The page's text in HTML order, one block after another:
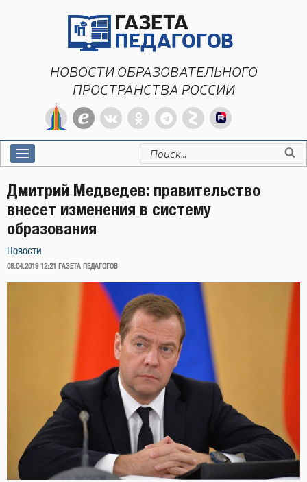
НОВОСТИ ОБРАЗОВАТЕЛЬНОГО
ПРОСТРАНСТВА РОССИИ
Искать:
Дмитрий Медведев: правительство
внесет изменения в систему
образования
Новости
ОПУБЛИКОВАНО
08.04.2019 12:21 ГАЗЕТА ПЕДАГОГОВ